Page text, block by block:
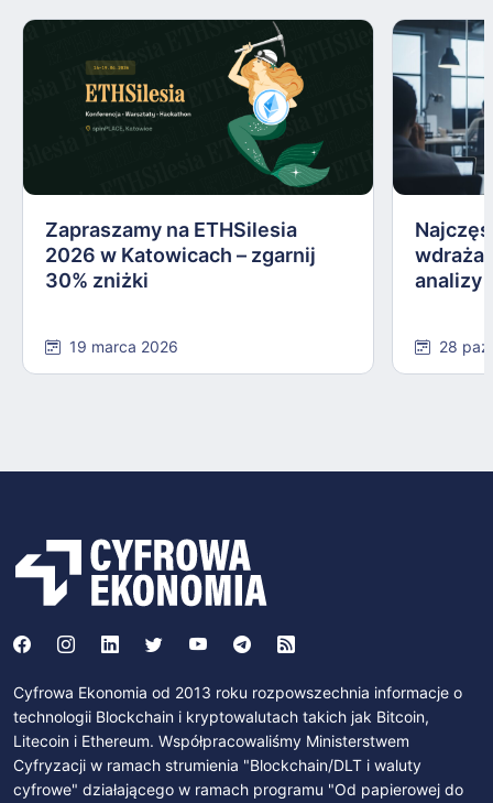
Zapraszamy na ETHSilesia
2026 w Katowicach – zgarnij
30% zniżki
19 marca 2026
analizy
28
Cyfrowa Ekonomia od 2013 roku rozpowszechnia informacje o
technologii Blockchain i kryptowalutach takich jak Bitcoin,
Litecoin i Ethereum. Współpracowaliśmy Ministerstwem
Cyfryzacji w ramach strumienia "Blockchain/DLT i waluty
cyfrowe" działającego w ramach programu "Od papierowej do